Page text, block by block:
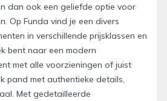
dan ook een geliefde optie voor
Op Funda vind je een divers
in verschillende prijsklassen en
bent naar een modern
met alle voorzieningen of juist
pand met authentieke details,
Met gedetailleerde